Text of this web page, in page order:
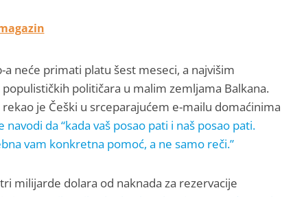
a neće primati platu šest meseci, a najvišim
političara u malim zemljama Balkana.
je Češki u srceparajućem e-mailu domaćinima
da “kada vaš posao pati i naš posao pati.
vam konkretna pomoć, a ne samo reči.”
milijarde dolara od naknada za rezervacije